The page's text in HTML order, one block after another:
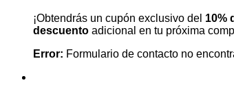
¡Obtendrás un cupón exclusivo del 10%
descuento adicional en tu próxima
Error: Formulario de contacto no